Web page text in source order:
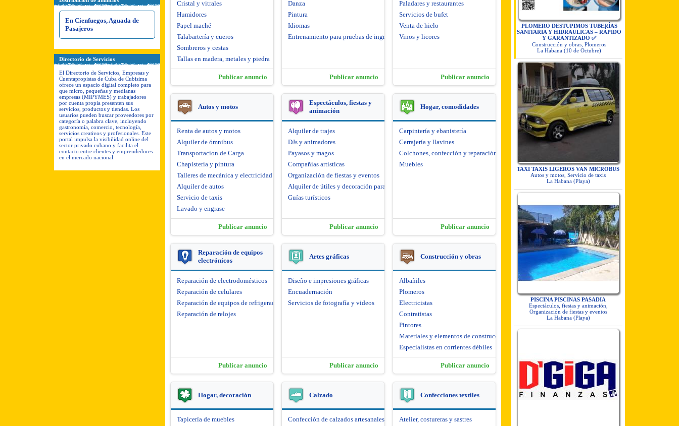
En Cienfuegos, Aguada de
Pasajeros
Directorio de Servicios
El Directorio de Servicios, Empresas y
Cuentapropistas de Cuba de Cubisima
ofrece un espacio digital completo para
que micro, pequeñas y medianas
empresas (MIPYMES) y trabajadores
por cuenta propia presenten sus
servicios, productos y tiendas. Los
usuarios pueden buscar proveedores por
categoría o palabra clave, incluyendo
gastronomía, comercio, tecnología,
servicios creativos y profesionales. Este
portal impulsa la visibilidad online del
sector privado cubano y facilita el
contacto entre clientes y emprendedores
en el mercado nacional.
Cristal y vitrales
Humidores
Papel maché
Talabartería y cueros
Sombreros y cestas
Tallas en madera, metales y piedra
Publicar anuncio
Danza
Pintura
Idiomas
Entrenamiento para pruebas de ingreso
Publicar anuncio
Paladares y restaurantes
Servicios de bufet
Venta de hielo
Vinos y licores
Publicar anuncio
Autos y motos
Renta de autos y motos
Alquiler de ómnibus
Transportacion de Carga
Chapistería y pintura
Talleres de mecánica y electricidad
Alquiler de autos
Servicio de taxis
Lavado y engrase
Publicar anuncio
Espectáculos, fiestas y
animación
Alquiler de trajes
DJs y animadores
Payasos y magos
Compañías artísticas
Organización de fiestas y eventos
Alquiler de útiles y decoración para fiestas
Guías turísticos
Publicar anuncio
Hogar, comodidades
Carpintería y ebanistería
Cerrajería y llavines
Colchones, confección y reparación de
Muebles
Publicar anuncio
Reparación de equipos
electrónicos
Reparación de electrodomésticos
Reparación de celulares
Reparación de equipos de refrigeración
Reparación de relojes
Publicar anuncio
Artes gráficas
Diseño e impresiones gráficas
Encuadernación
Servicios de fotografía y videos
Publicar anuncio
Construcción y obras
Albañiles
Plomeros
Electricistas
Contratistas
Pintores
Materiales y elementos de construcción
Especialistas en corrientes débiles
Publicar anuncio
Hogar, decoración
Tapicería de muebles
Calzado
Confección de calzados artesanales
Confecciones textiles
Atelier, costureras y sastres
PLOMERO DESTUPIMOS TUBERÍAS
SANITARIA Y HIDRAULICAS – RÁPIDO
Y GARANTIZADO ✅
Construcción y obras, Plomeros
La Habana (10 de Octubre)
TAXI TAXIS LIGEROS VAN MICROBUS
Autos y motos, Servicio de taxis
La Habana (Playa)
PISCINA PISCINAS PASADIA
Espectáculos, fiestas y animación,
Organización de fiestas y eventos
La Habana (Playa)